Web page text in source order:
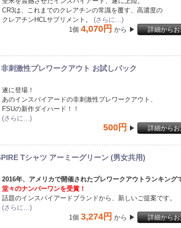
CR3は、これまでのクレアチンの常識を覆す、高濃度の
クレアチンHCLサプリメント。 (さらに…)
1個 4,070円 から ▶ 詳細から
刺激性プレワークアウト お試しパック
遂に登場！
あのインスパイアードの非刺激性プレワークアウト、
FSUの新作ダイハード！！
(さらに…)
500円 ▶ 詳細から
Tシャツ アーミーグリーン (男女共用)
2016年、アメリカで開催されたプレワークアウトランキング
堂々のナンバーワンを受賞！
話題のインスパイアードブランドから、新しいご提案です。
(さらに…)
1個 3,274円 から ▶ 詳細から